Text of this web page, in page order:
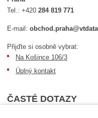
Tel.:+420284 819 771
E-mail:
Přijďte si osobně vybrat:
Na Košince 106/3
Úplný kontakt
ČASTÉ DOTAZY